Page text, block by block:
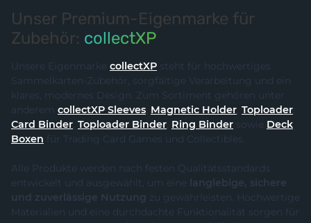
Unser Premium-Eigenmarke für
Zubehör: collectXP
Unsere Eigenmarke collectXP steht für hochwertiges
Sammelkarten-Zubehör, sorgfältige Verarbeitung und ein
klares, modernes Design. Zum Sortiment gehören unter
anderem collectXP Sleeves, Magnetic Holder, Toploader,
Card Binder, Toploader Binder, Ring Binder sowie Deck
Boxen für Trading Card Games und Collectibles.
Alle Produkte werden nach festen Qualitätsstandards
entwickelt und ausgewählt, um eine langlebige, sichere
und zuverlässige Nutzung zu gewährleisten. Hochwertige
Materialien und eine durchdachte Funktionalität sorgen für